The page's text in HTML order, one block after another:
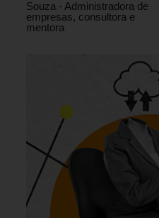
Souza - Administradora de
empresas, consultora e
mentora